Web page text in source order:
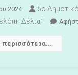
2024
5ο
Δέλτα"
περισσότερα...